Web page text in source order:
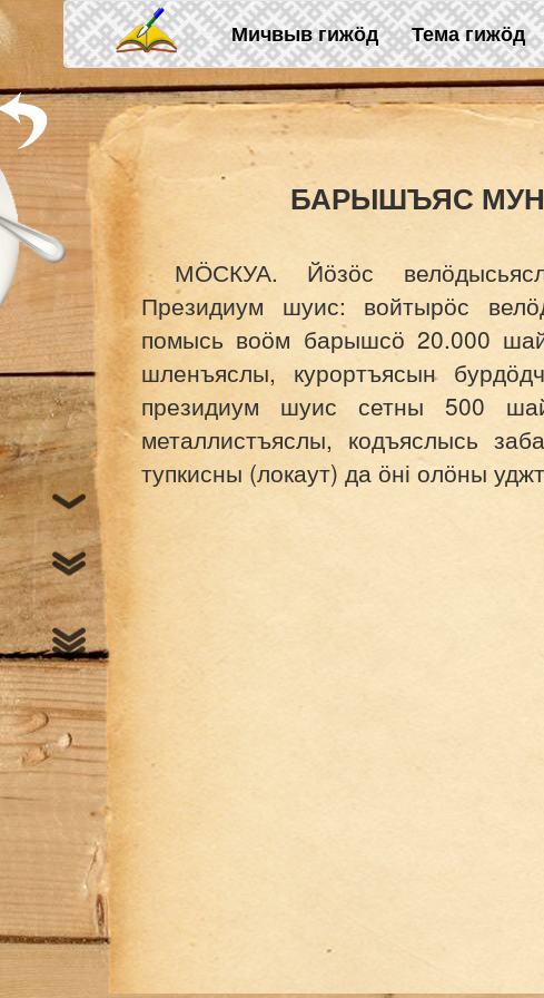
Skip to main content
Мичвыв гижӧд Тема гижӧд
БАРЫШЪЯС
МӦСКУА. Йӧзӧс
Президиум шуис: войтырӧс
помысь воӧм барышсӧ 20.000
шленъяслы, курортъясын
президиум шуис сетны 500
металлистъяслы, кодъяслысь
тупкисны (локаут) да ӧні олӧны